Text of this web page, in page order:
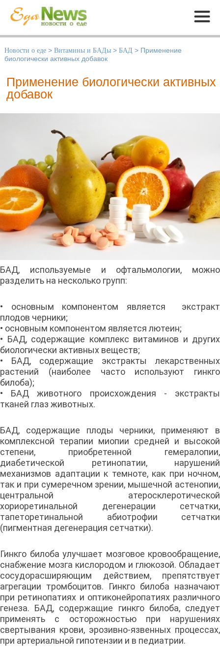
Меню
Новости о еде > Витамины и БАДы > БАД > Применение
биологически активных добавок
Применение биологически активных
добавок
БАД, используемые и офтальмологии, можно
разделить на несколько групп:
• основным компонентом является экстракт
плодов черники;
• основным компонентом является лютеин;
• БАД, содержащие комплекс витаминов и других
биологически активных веществ;
• БАД, содержащие экстракты лекарственных
растений (наиболее часто используют гинкго
билоба);
• БАД животного происхождения - экстракты
тканей глаз животных.
БАД, содержащие плоды черники, применяют в
комплексной терапии миопии средней и высокой
степени, приобретенной гемералопии,
диабетической ретинопатии, нарушений
механизмов адаптации к темноте, как при ночном,
так и при сумеречном зрении, мышечной астенопии,
центральной атеросклеротической
хориоретинальной дегенерации сетчатки,
тапеторетинальной абиотрофии сетчатки
(пигментная дегенерация сетчатки).
Гинкго билоба улучшает мозговое кровообращение,
снабжение мозга кислородом и глюкозой. Обладает
сосудорасширяющим действием, препятствует
агрегации тромбоцитов. Гинкго билоба назначают
при ретинопатиях и оптиконейропатиях различного
генеза. БАД, содержащие гинкго билоба, следует
применять с осторожностью при нарушениях
свертывания крови, эрозивно-язвенных процессах,
при артериальной гипотензии и в педиатрии.